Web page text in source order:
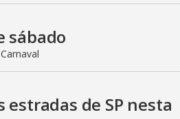
sábado
de SP nesta